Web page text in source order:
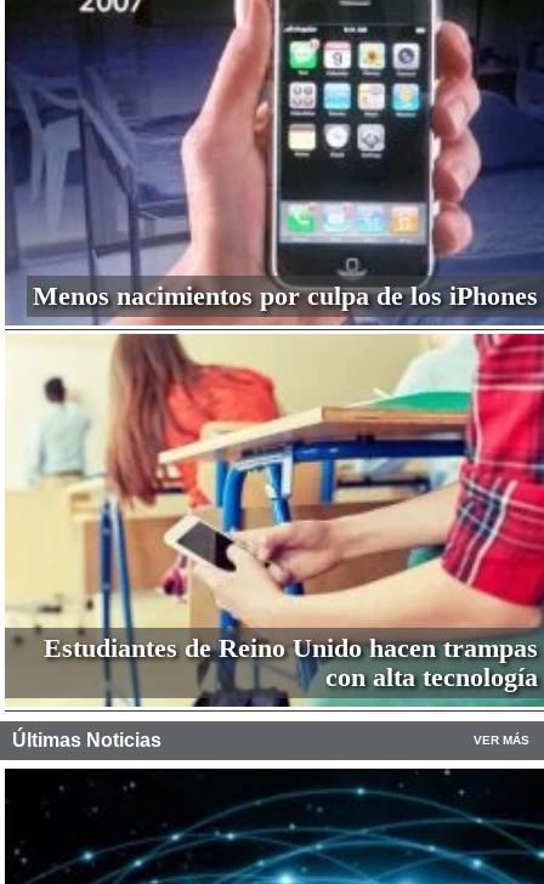
Menos nacimientos por culpa de los iPhones
Estudiantes de Reino Unido hacen trampas
con alta tecnología
Últimas Noticias VER MÁS